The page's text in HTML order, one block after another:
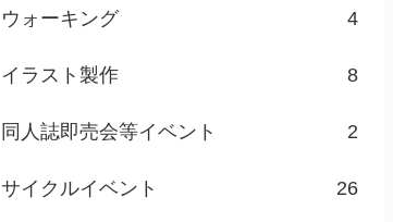
ウォーキング 4
イラスト製作 8
同人誌即売会等イベント 2
サイクルイベント 26